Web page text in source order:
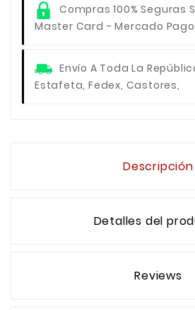
Compras 100% Seguras
Master Card - Mercado Pago
Envío A Toda La
Estafeta, Fedex, Castores,
Descripción
Detalles del
Reviews